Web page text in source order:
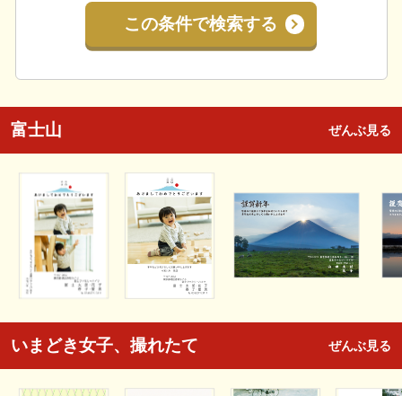
この条件で検索する
富士山 ぜんぶ見る
いまどき女子、撮れたて ぜんぶ見る